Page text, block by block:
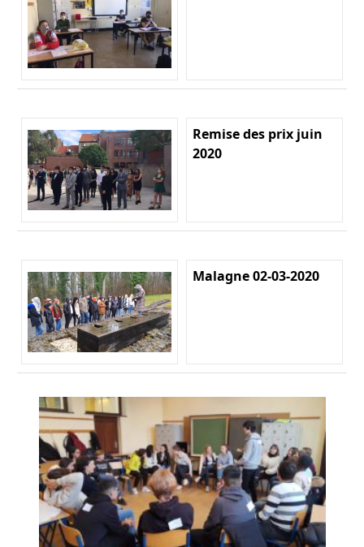
Remise des prix juin
2020
Malagne 02-03-2020